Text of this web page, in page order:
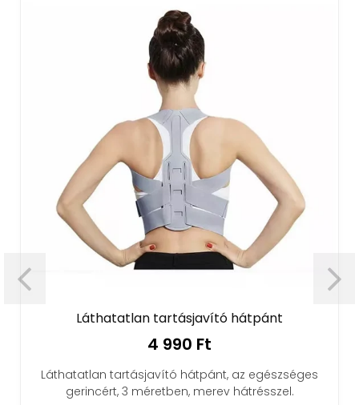
Láthatatlan tartásjavító hátpánt
4 990 Ft
Láthatatlan tartásjavító hátpánt, az egészséges
gerincért, 3 méretben, merev hátrésszel.